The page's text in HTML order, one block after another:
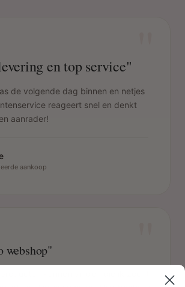
en top service"
de volgende dag binnen en netjes
reageert snel en denkt
aanrader!
aankoop